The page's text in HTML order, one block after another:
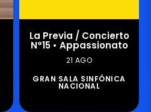
La Previa / Concierto
N°15 • Appassionato
21 AGO
GRAN SALA SINFÓNICA
NACIONAL